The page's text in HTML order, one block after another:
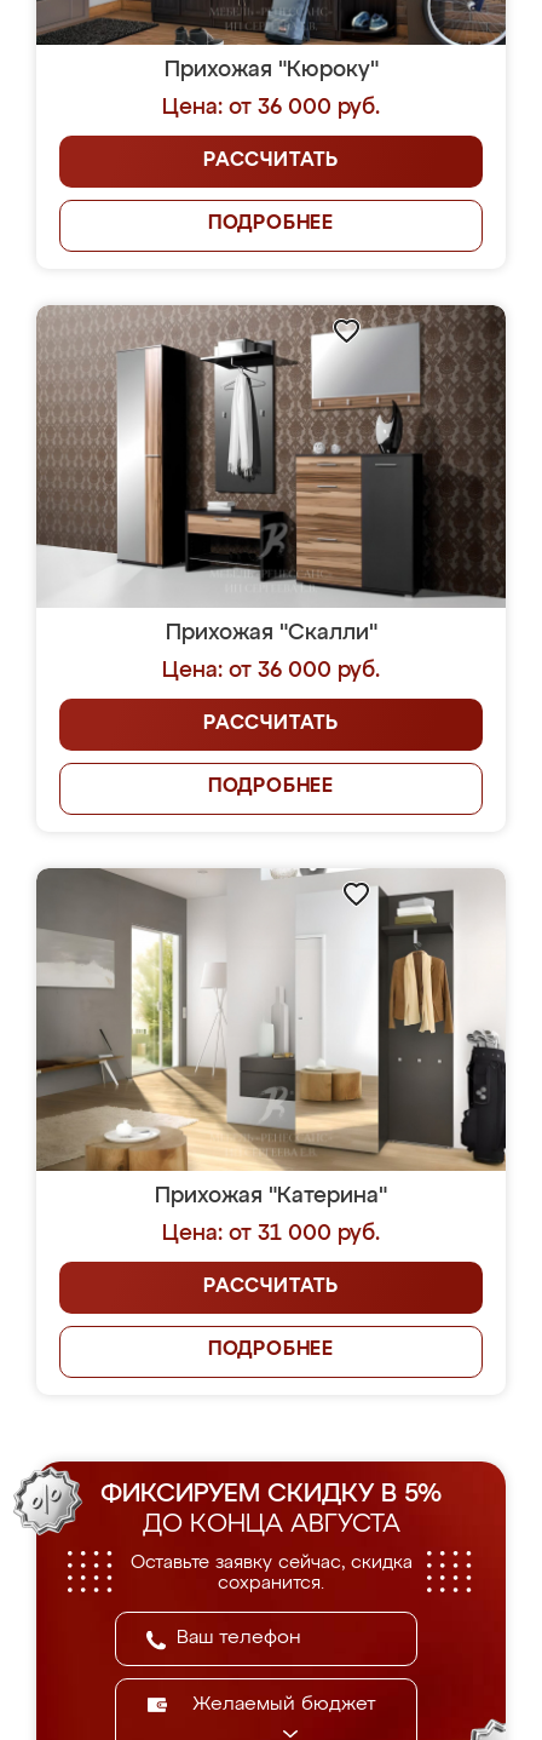
Прихожая "Кюроку"
Цена: от 36 000 руб.
РАССЧИТАТЬ
ПОДРОБНЕЕ
Прихожая "Скалли"
Цена: от 36 000 руб.
РАССЧИТАТЬ
ПОДРОБНЕЕ
Прихожая "Катерина"
Цена: от 31 000 руб.
РАССЧИТАТЬ
ПОДРОБНЕЕ
ФИКСИРУЕМ СКИДКУ В 5%
ДО КОНЦА АВГУСТА
Оставьте заявку сейчас, скидка
сохранится.
Желаемый бюджет